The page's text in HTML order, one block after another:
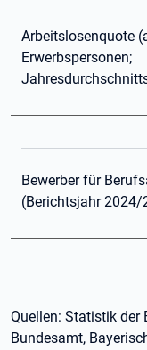
Arbeitslosenquote
Erwerbspersonen;
Bewerber für
(Berichtsjahr 2024/
Quellen: Statistik der
Bundesamt,